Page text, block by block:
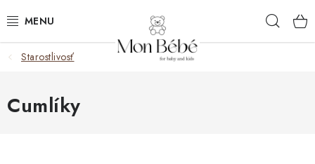
na
ZĽAVY
OBLEČENIE
Starostlivosť
Cumlíky